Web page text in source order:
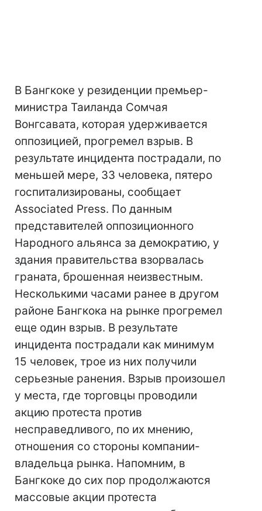
В Бангкоке у резиденции премьер-
министра Таиланда Сомчая
Вонгсавата, которая удерживается
оппозицией, прогремел взрыв. В
результате инцидента пострадали, по
меньшей мере, 33 человека, пятеро
госпитализированы, сообщает
Associated Press. По данным
представителей оппозиционного
Народного альянса за демократию, у
здания правительства взорвалась
граната, брошенная неизвестным.
Несколькими часами ранее в другом
районе Бангкока на рынке прогремел
еще один взрыв. В результате
инцидента пострадали как минимум
15 человек, трое из них получили
серьезные ранения. Взрыв произошел
у места, где торговцы проводили
акцию протеста против
несправедливого, по их мнению,
отношения со стороны компании-
владельца рынка. Напомним, в
Бангкоке до сих пор продолжаются
массовые акции протеста